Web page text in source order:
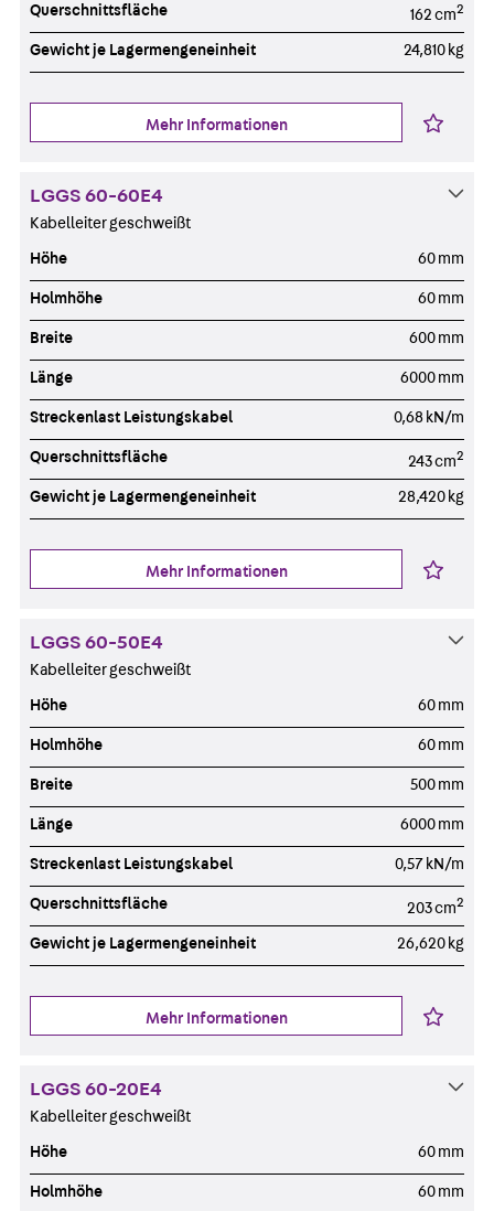
Querschnittsfläche 162 cm2
Gewicht je Lagermengeneinheit 24,810 kg
Mehr Informationen
LGGS 60-60E4
Kabelleiter geschweißt
Höhe 60 mm
Holmhöhe 60 mm
Breite 600 mm
Länge 6000 mm
Streckenlast Leistungskabel 0,68 kN/m
Querschnittsfläche 243 cm2
Gewicht je Lagermengeneinheit 28,420 kg
Mehr Informationen
LGGS 60-50E4
Kabelleiter geschweißt
Höhe 60 mm
Holmhöhe 60 mm
Breite 500 mm
Länge 6000 mm
Streckenlast Leistungskabel 0,57 kN/m
Querschnittsfläche 203 cm2
Gewicht je Lagermengeneinheit 26,620 kg
Mehr Informationen
LGGS 60-20E4
Kabelleiter geschweißt
Höhe 60 mm
Holmhöhe 60 mm